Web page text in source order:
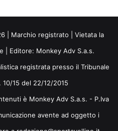
| Marchio registrato | Vietata la
| Editore: Monkey Adv S.a.s.
registrata presso il Tribunale
15 del 22/12/2015
è Monkey Adv S.a.s. - P.Iva
avente ad oggetto i